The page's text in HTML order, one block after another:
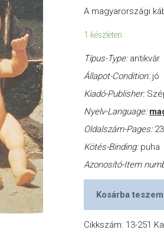
A magyarországi
1 készleten
Típus-Type: antikvár
Állapot-Condition: jó
Kiadó-Publisher:
Nyelv-Language:
Oldalszám-Pages:
Kötés-Binding: puha
Azonosító-Item
Kosárba teszem
Cikkszám: 13-251